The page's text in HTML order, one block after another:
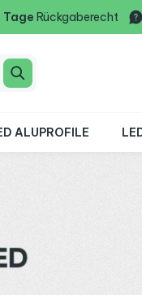
Tage Rückgaberecht
ALUPROFILE